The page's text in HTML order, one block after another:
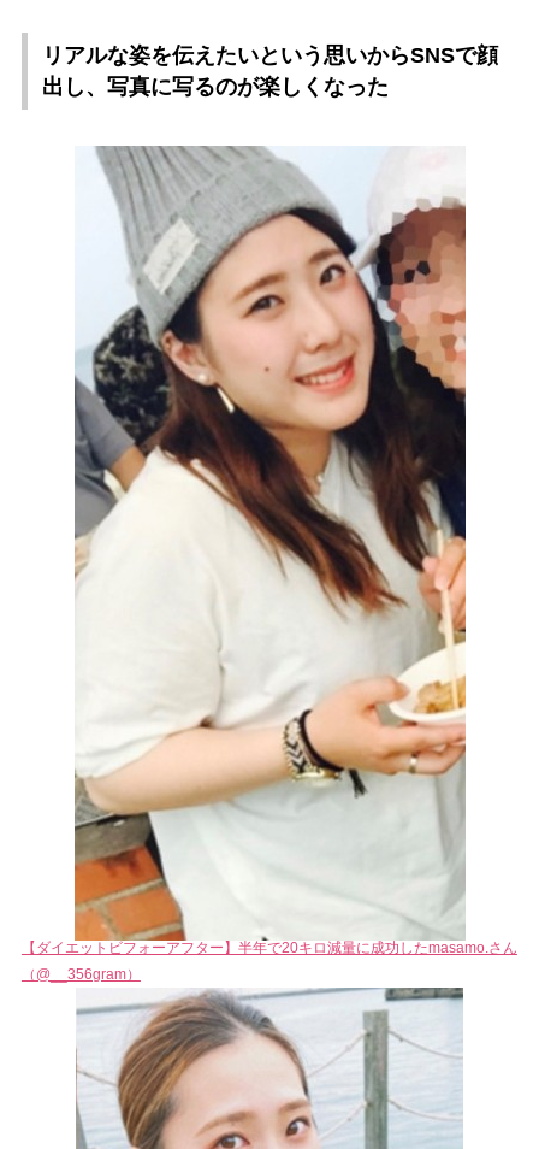
リアルな姿を伝えたいという思いからSNSで顔
出し、写真に写るのが楽しくなった
【ダイエットビフォーアフター】半年で20キロ減量に成功したmasamo.さん
（@__356gram）